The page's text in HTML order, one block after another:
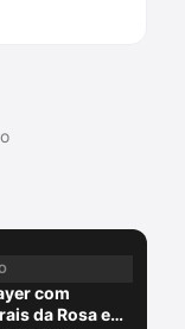
com
da Rosa e